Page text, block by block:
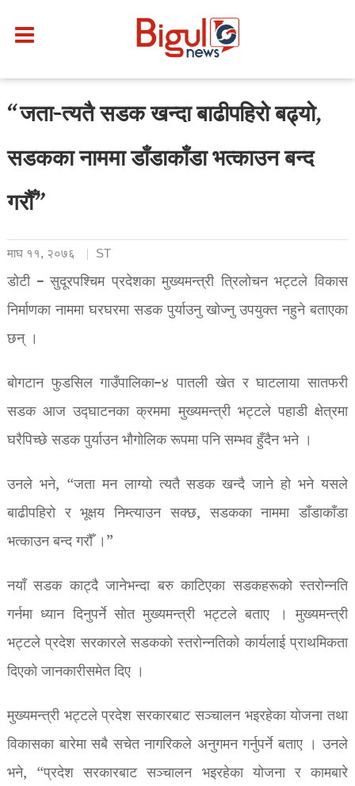
“जता-त्यतै सडक खन्दा बाढीपहिरो बढ्यो,
सडकका नाममा डाँडाकाँडा भत्काउन बन्द
गरौँ”
माघ ११, २०७६ ST
डोटी – सुदूरपश्चिम प्रदेशका मुख्यमन्त्री त्रिलोचन भट्टले विकास
निर्माणका नाममा घरघरमा सडक पुर्याउनु खोज्नु उपयुक्त नहुने बताएका
छन् ।
बोगटान फुडसिल गाउँपालिका–४ पातली खेत र घाटलाया सातफरी
सडक आज उद्घाटनका क्रममा मुख्यमन्त्री भट्टले पहाडी क्षेत्रमा
घरैपिच्छे सडक पुर्याउन भौगोलिक रूपमा पनि सम्भव हुँदैन भने ।
उनले भने, “जता मन लाग्यो त्यतै सडक खन्दै जाने हो भने यसले
बाढीपहिरो र भूक्षय निम्त्याउन सक्छ, सडकका नाममा डाँडाकाँडा
भत्काउन बन्द गरौँ ।”
नयाँ सडक काट्दै जानेभन्दा बरु काटिएका सडकहरूको स्तरोन्नति
गर्नमा ध्यान दिनुपर्ने सोत मुख्यमन्त्री भट्टले बताए । मुख्यमन्त्री
भट्टले प्रदेश सरकारले सडकको स्तरोन्नतिको कार्यलाई प्राथमिकता
दिएको जानकारीसमेत दिए ।
मुख्यमन्त्री भट्टले प्रदेश सरकारबाट सञ्चालन भइरहेका योजना तथा
विकासका बारेमा सबै सचेत नागरिकले अनुगमन गर्नुपर्ने बताए । उनले
भने, “प्रदेश सरकारबाट सञ्चालन भइरहेका योजना र कामबारे